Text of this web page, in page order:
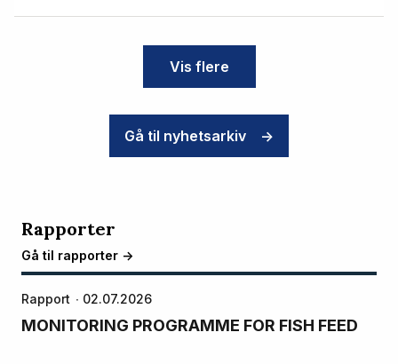
Vis flere
Gå til nyhetsarkiv ->
Rapporter
Gå til rapporter ->
Rapport 02.07.2026
MONITORING PROGRAMME FOR FISH FEED